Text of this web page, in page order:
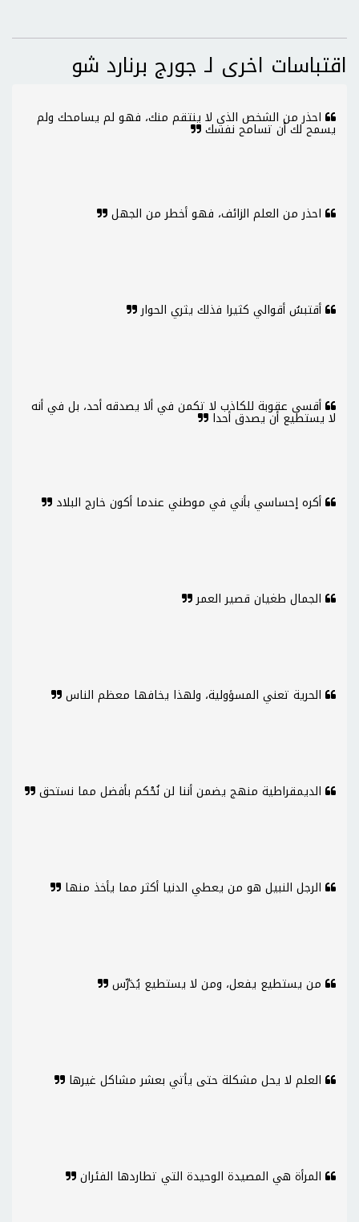
اقتباسات اخرى لـ جورج برنارد شو
احذر من الشخص الذي لا ينتقم منك، فهو لم يسامحك ولم
يسمح لك أن تسامح نفسك
احذر من العلم الزائف، فهو أخطر من الجهل
أقتبسُ أقوالي كثيرا فذلك يثري الحوار
أقسى عقوبة للكاذب لا تكمن في ألا يصدقه أحد، بل في أنه
لا يستطيع أن يصدق أحدا
أكره إحساسي بأني في موطني عندما أكون خارج البلاد
الجمال طغيان قصير العمر
الحرية تعني المسؤولية، ولهذا يخافها معظم الناس
الديمقراطية منهج يضمن أننا لن نُحْكم بأفضل مما نستحق
الرجل النبيل هو من يعطي الدنيا أكثر مما يأخذ منها
من يستطيع يفعل، ومن لا يستطيع يُدَرِّس
العلم لا يحل مشكلة حتى يأتي بعشر مشاكل غيرها
المرأة هي المصيدة الوحيدة التي تطاردها الفئران